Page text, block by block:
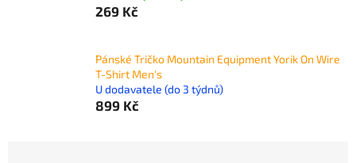
269 Kč
Pánské Tričko Mountain Equipment Yorik On Wire
T-Shirt Men's
U dodavatele (do 3 týdnů)
899 Kč